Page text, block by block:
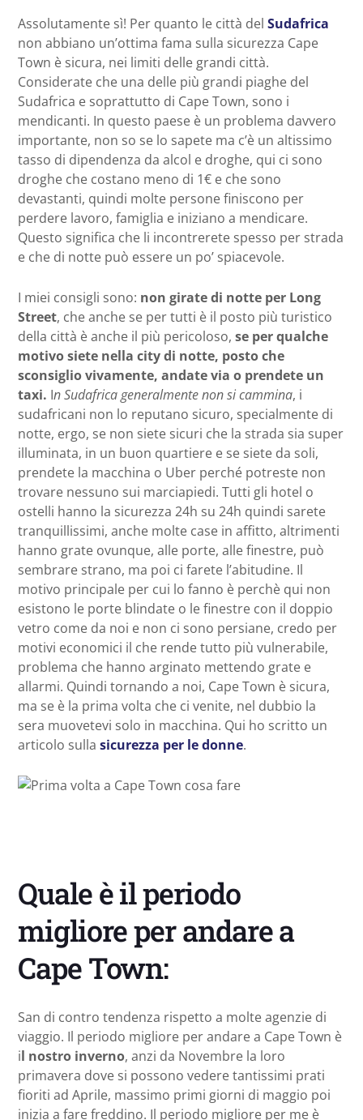
Assolutamente sì! Per quanto le città del Sudafrica
non abbiano un’ottima fama sulla sicurezza Cape
Town è sicura, nei limiti delle grandi città.
Considerate che una delle più grandi piaghe del
Sudafrica e soprattutto di Cape Town, sono i
mendicanti. In questo paese è un problema davvero
importante, non so se lo sapete ma c’è un altissimo
tasso di dipendenza da alcol e droghe, qui ci sono
droghe che costano meno di 1€ e che sono
devastanti, quindi molte persone finiscono per
perdere lavoro, famiglia e iniziano a mendicare.
Questo significa che li incontrerete spesso per strada
e che di notte può essere un po’ spiacevole.
I miei consigli sono: non girate di notte per Long
Street, che anche se per tutti è il posto più turistico
della città è anche il più pericoloso, se per qualche
motivo siete nella city di notte, posto che
sconsiglio vivamente, andate via o prendete un
taxi. In Sudafrica generalmente non si cammina, i
sudafricani non lo reputano sicuro, specialmente di
notte, ergo, se non siete sicuri che la strada sia super
illuminata, in un buon quartiere e se siete da soli,
prendete la macchina o Uber perché potreste non
trovare nessuno sui marciapiedi. Tutti gli hotel o
ostelli hanno la sicurezza 24h su 24h quindi sarete
tranquillissimi, anche molte case in affitto, altrimenti
hanno grate ovunque, alle porte, alle finestre, può
sembrare strano, ma poi ci farete l’abitudine. Il
motivo principale per cui lo fanno è perchè qui non
esistono le porte blindate o le finestre con il doppio
vetro come da noi e non ci sono persiane, credo per
motivi economici il che rende tutto più vulnerabile,
problema che hanno arginato mettendo grate e
allarmi. Quindi tornando a noi, Cape Town è sicura,
ma se è la prima volta che ci venite, nel dubbio la
sera muovetevi solo in macchina. Qui ho scritto un
articolo sulla sicurezza per le donne.
Quale è il periodo
migliore per andare a
Cape Town:
San di contro tendenza rispetto a molte agenzie di
viaggio. Il periodo migliore per andare a Cape Town è
il nostro inverno, anzi da Novembre la loro
primavera dove si possono vedere tantissimi prati
fioriti ad Aprile, massimo primi giorni di maggio poi
inizia a fare freddino. Il periodo migliore per me è